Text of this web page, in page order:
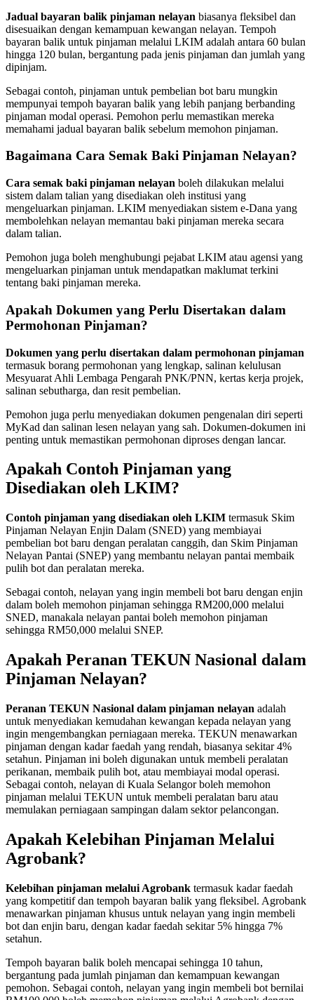
Jadual bayaran balik pinjaman nelayan biasanya fleksibel dan
disesuaikan dengan kemampuan kewangan nelayan. Tempoh
bayaran balik untuk pinjaman melalui LKIM adalah antara 60 bulan
hingga 120 bulan, bergantung pada jenis pinjaman dan jumlah yang
dipinjam.
Sebagai contoh, pinjaman untuk pembelian bot baru mungkin
mempunyai tempoh bayaran balik yang lebih panjang berbanding
pinjaman modal operasi. Pemohon perlu memastikan mereka
memahami jadual bayaran balik sebelum memohon pinjaman.
Bagaimana Cara Semak Baki Pinjaman Nelayan?
Cara semak baki pinjaman nelayan boleh dilakukan melalui
sistem dalam talian yang disediakan oleh institusi yang
mengeluarkan pinjaman. LKIM menyediakan sistem e-Dana yang
membolehkan nelayan memantau baki pinjaman mereka secara
dalam talian.
Pemohon juga boleh menghubungi pejabat LKIM atau agensi yang
mengeluarkan pinjaman untuk mendapatkan maklumat terkini
tentang baki pinjaman mereka.
Apakah Dokumen yang Perlu Disertakan dalam
Permohonan Pinjaman?
Dokumen yang perlu disertakan dalam permohonan pinjaman
termasuk borang permohonan yang lengkap, salinan kelulusan
Mesyuarat Ahli Lembaga Pengarah PNK/PNN, kertas kerja projek,
salinan sebutharga, dan resit pembelian.
Pemohon juga perlu menyediakan dokumen pengenalan diri seperti
MyKad dan salinan lesen nelayan yang sah. Dokumen-dokumen ini
penting untuk memastikan permohonan diproses dengan lancar.
Apakah Contoh Pinjaman yang
Disediakan oleh LKIM?
Contoh pinjaman yang disediakan oleh LKIM termasuk Skim
Pinjaman Nelayan Enjin Dalam (SNED) yang membiayai
pembelian bot baru dengan peralatan canggih, dan Skim Pinjaman
Nelayan Pantai (SNEP) yang membantu nelayan pantai membaik
pulih bot dan peralatan mereka.
Sebagai contoh, nelayan yang ingin membeli bot baru dengan enjin
dalam boleh memohon pinjaman sehingga RM200,000 melalui
SNED, manakala nelayan pantai boleh memohon pinjaman
sehingga RM50,000 melalui SNEP.
Apakah Peranan TEKUN Nasional dalam
Pinjaman Nelayan?
Peranan TEKUN Nasional dalam pinjaman nelayan adalah
untuk menyediakan kemudahan kewangan kepada nelayan yang
ingin mengembangkan perniagaan mereka. TEKUN menawarkan
pinjaman dengan kadar faedah yang rendah, biasanya sekitar 4%
setahun. Pinjaman ini boleh digunakan untuk membeli peralatan
perikanan, membaik pulih bot, atau membiayai modal operasi.
Sebagai contoh, nelayan di Kuala Selangor boleh memohon
pinjaman melalui TEKUN untuk membeli peralatan baru atau
memulakan perniagaan sampingan dalam sektor pelancongan.
Apakah Kelebihan Pinjaman Melalui
Agrobank?
Kelebihan pinjaman melalui Agrobank termasuk kadar faedah
yang kompetitif dan tempoh bayaran balik yang fleksibel. Agrobank
menawarkan pinjaman khusus untuk nelayan yang ingin membeli
bot dan enjin baru, dengan kadar faedah sekitar 5% hingga 7%
setahun.
Tempoh bayaran balik boleh mencapai sehingga 10 tahun,
bergantung pada jumlah pinjaman dan kemampuan kewangan
pemohon. Sebagai contoh, nelayan yang ingin membeli bot bernilai